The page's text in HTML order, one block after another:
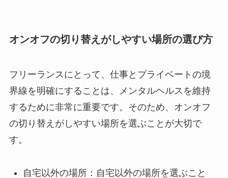
オンオフの切り替えがしやすい場所の選び方
フリーランスにとって、仕事とプライベートの境
界線を明確にすることは、メンタルヘルスを維持
するために非常に重要です。そのため、オンオフ
の切り替えがしやすい場所を選ぶことが大切で
す。
自宅以外の場所：自宅以外の場所を選ぶこと